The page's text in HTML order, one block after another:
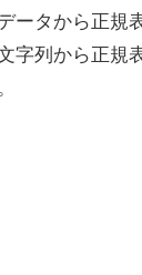
ータから正規
字列から正規